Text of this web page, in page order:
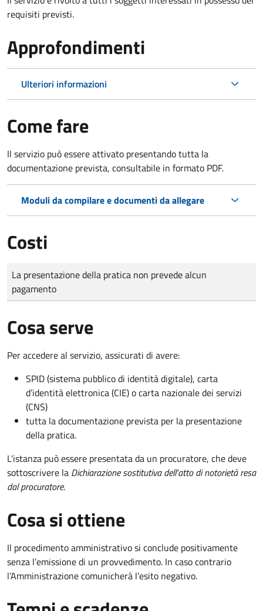
requisiti previsti.
Approfondimenti
Ulteriori informazioni
Come fare
Il servizio può essere attivato presentando tutta la
documentazione prevista, consultabile in formato PDF.
Moduli da compilare e documenti da allegare
Costi
Tipo di pagamento
Importo
La presentazione della pratica non prevede alcun
pagamento
Cosa serve
Per accedere al servizio, assicurati di avere:
SPID (sistema pubblico di identità digitale), carta
d’identità elettronica (CIE) o carta nazionale dei servizi
(CNS)
tutta la documentazione prevista per la presentazione
della pratica.
L'istanza può essere presentata da un procuratore, che deve
sottoscrivere la Dichiarazione sostitutiva dell'atto di notorietà resa
dal procuratore.
Cosa si ottiene
Il procedimento amministrativo si conclude positivamente
senza l’emissione di un provvedimento. In caso contrario
l’Amministrazione comunicherà l’esito negativo.